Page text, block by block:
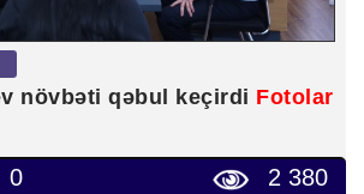
növbəti qəbul keçirdi Fotolar
0 2 380